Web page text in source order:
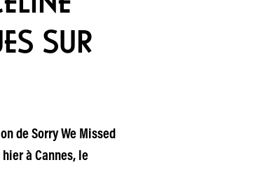
SUR
de Sorry We Missed
à Cannes, le